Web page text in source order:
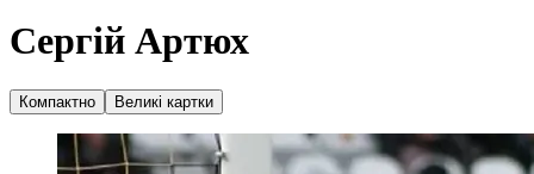
Сергій Артюх
Компактно Великі картки